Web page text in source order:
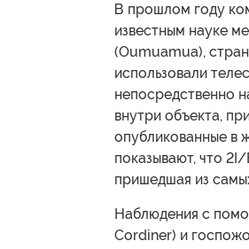
В прошлом году
известным науке
(Oumuamua),
использовали
непосредственно
внутри объекта,
опубликованные в
показывают, что
пришедшая из
Наблюдения с
Cordiner) и